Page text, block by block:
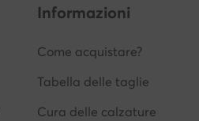
Informazioni
Come acquistare?
Tabella delle taglie
Cura delle calzature